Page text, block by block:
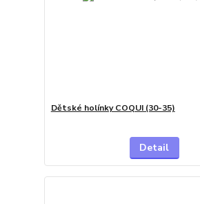
Dětské holínky COQUI (30-35)
Detail